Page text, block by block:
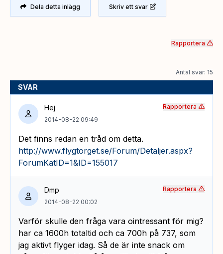
Dela detta inlägg Skriv ett svar
Rapportera
Antal svar: 15
SVAR
Hej
2014-08-22 09:49
Det finns redan en tråd om detta.
http://www.flygtorget.se/Forum/Detaljer.aspx?
ForumKatID=1&ID=155017
Rapportera
Dmp
2014-08-22 00:02
Varför skulle den fråga vara ointressant för mig?
har ca 1600h totaltid och ca 700h på 737, som
jag aktivt flyger idag. Så de är inte snack om
Rapportera